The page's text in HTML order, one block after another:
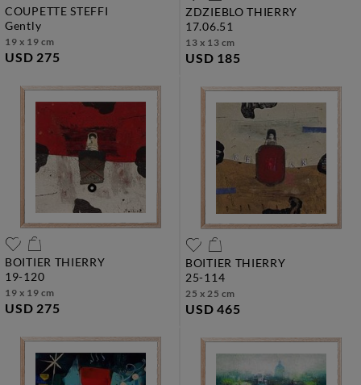
COUPETTE STEFFI
gently
19 x 19 cm
USD 275
ZDZIEBLO THIERRY
17.06.51
13 x 13 cm
USD 185
BOITIER THIERRY
19-120
19 x 19 cm
USD 275
BOITIER THIERRY
25-114
25 x 25 cm
USD 465